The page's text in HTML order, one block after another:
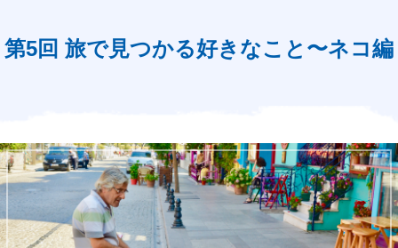
第5回 旅で見つかる好きなこと〜ネコ編